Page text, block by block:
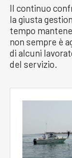
Il continuo
la giusta
tempo
non sempre è
di alcuni
del servizio.